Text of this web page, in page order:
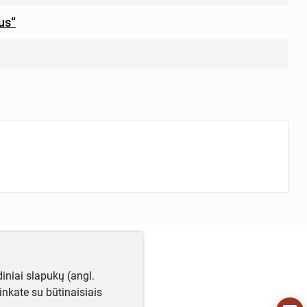
slapukų (angl.
su būtinaisiais